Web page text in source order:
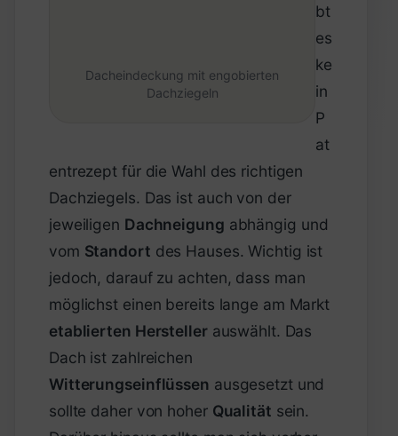
Dacheindeckung mit engobierten
Dachziegeln
bt
es
ke
in
P
at
entrezept für die Wahl des richtigen
Dachziegels. Das ist auch von der
jeweiligen Dachneigung abhängig und
vom Standort des Hauses. Wichtig ist
jedoch, darauf zu achten, dass man
möglichst einen bereits lange am Markt
etablierten Herstellerauswählt. Das
Dach ist zahlreichen
Witterungseinflüssen ausgesetzt und
sollte daher von hoher Qualität sein.